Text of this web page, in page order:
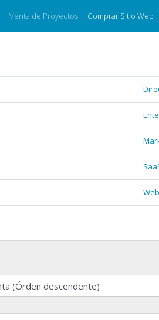
Venta de Proyectos Comprar Sitio Web